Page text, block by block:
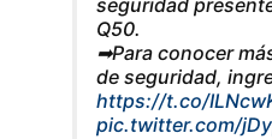
seguridad
Q50.
➡Para conocer
de seguridad,
https://t.co/
pic.twitter.com/